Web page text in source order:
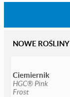
NOWE ROŚLINY
Ciemiernik
HGC® Pink
Frost